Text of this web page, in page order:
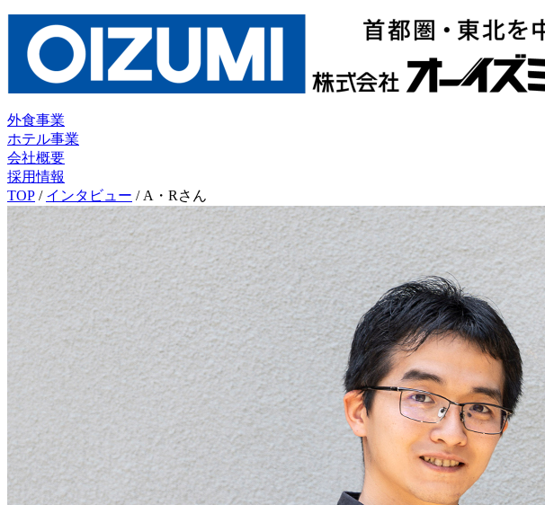
外食事業
ホテル事業
会社概要
採用情報
TOP / インタビュー / A・Rさん